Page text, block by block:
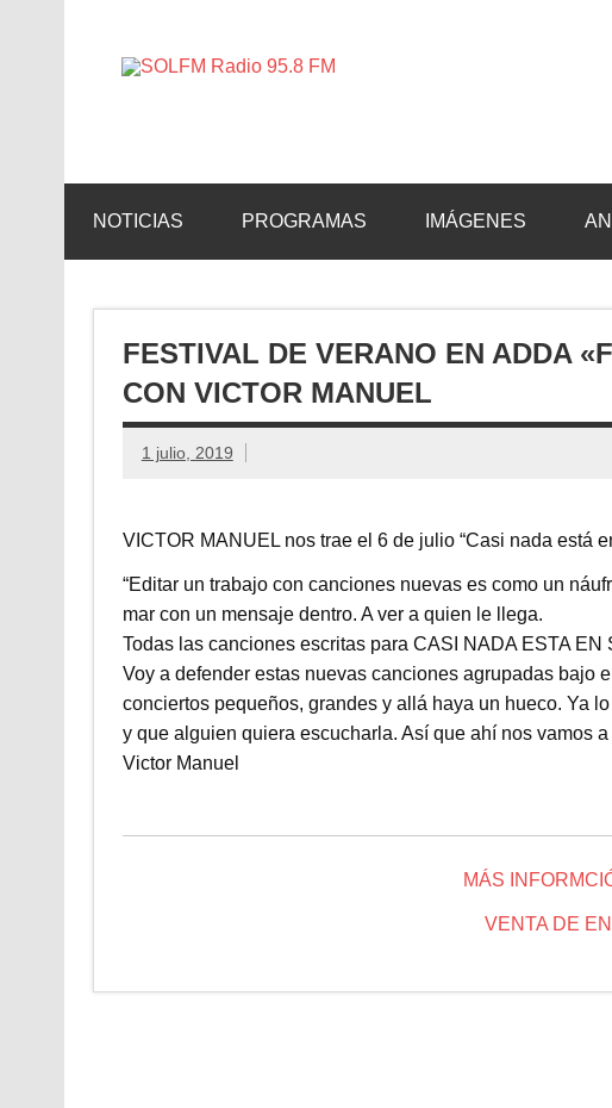
NOTICIAS PROGRAMAS IMÁGENES
FESTIVAL DE VERANO EN ADDA
CON VICTOR MANUEL
1 julio, 2019
VICTOR MANUEL nos trae el 6 de julio “Casi nada está
“Editar un trabajo con canciones nuevas es como un
mar con un mensaje dentro. A ver a quien le llega.
Todas las canciones escritas para CASI NADA ESTA EN
Voy a defender estas nuevas canciones agrupadas bajo
conciertos pequeños, grandes y allá haya un hueco. Ya
y que alguien quiera escucharla. Así que ahí nos vamos a
Victor Manuel
MÁS
VENTA DE